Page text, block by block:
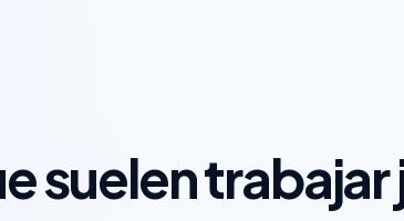
suelen trabajar